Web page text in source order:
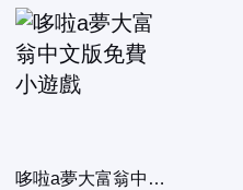
哆啦a夢大富翁中文版